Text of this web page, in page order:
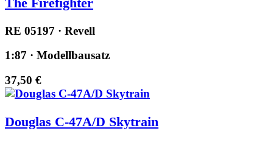
RE 05197 · Revell
1:87 · Modellbausatz
37,50 €
Douglas C-47A/D Skytrain